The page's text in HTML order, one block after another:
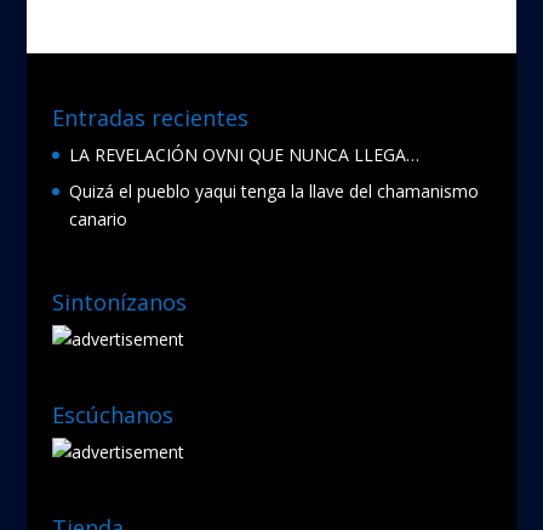
o
Entradas recientes
LA REVELACIÓN OVNI QUE NUNCA LLEGA…
Quizá el pueblo yaqui tenga la llave del chamanismo
canario
Sintonízanos
Escúchanos